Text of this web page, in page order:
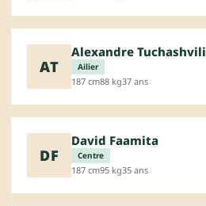
AT
Alexandre Tuchashvili
Ailier
187 cm88 kg37 ans
DF
David Faamita
Centre
187 cm95 kg35 ans